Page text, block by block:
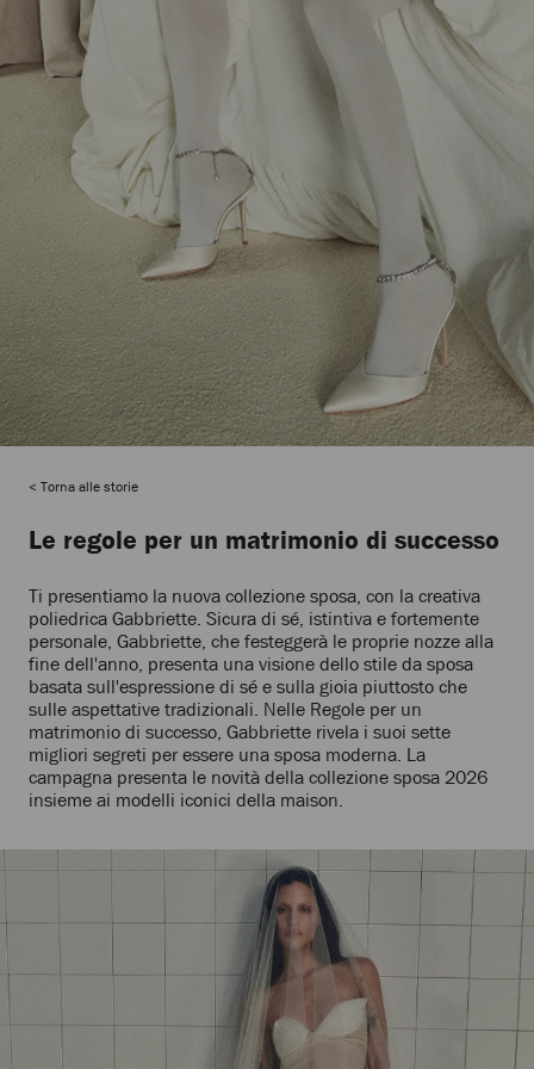
Torna alle storie
Le regole per un matrimonio di successo
Ti presentiamo la nuova collezione sposa, con la creativa
poliedrica Gabbriette. Sicura di sé, istintiva e fortemente
personale, Gabbriette, che festeggerà le proprie nozze alla
fine dell'anno, presenta una visione dello stile da sposa
basata sull'espressione di sé e sulla gioia piuttosto che
sulle aspettative tradizionali. Nelle Regole per un
matrimonio di successo, Gabbriette rivela i suoi sette
migliori segreti per essere una sposa moderna. La
campagna presenta le novità della collezione sposa 2026
insieme ai modelli iconici della maison.